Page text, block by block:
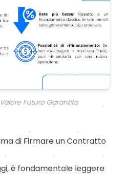
Futuro Garantito
di Firmare un Contratto
è fondamentale leggere